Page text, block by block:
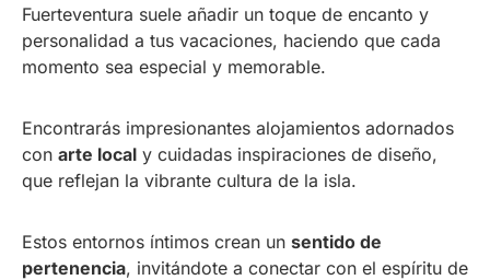
Fuerteventura suele añadir un toque de encanto y
personalidad a tus vacaciones, haciendo que cada
momento sea especial y memorable.
Encontrarás impresionantes alojamientos adornados
con arte local y cuidadas inspiraciones de diseño,
que reflejan la vibrante cultura de la isla.
Estos entornos íntimos crean un sentido de
pertenencia, invitándote a conectar con el espíritu de